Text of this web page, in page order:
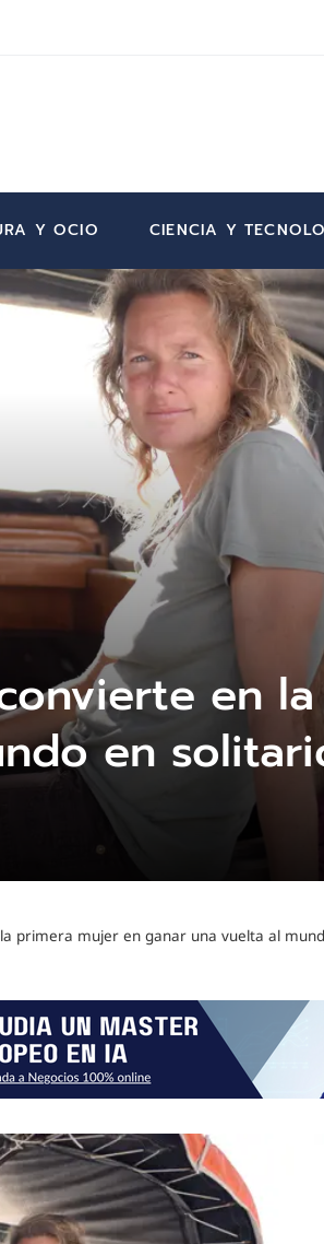
Y OCIO CIENCIA Y
en
en
primera mujer en ganar una vuelta al